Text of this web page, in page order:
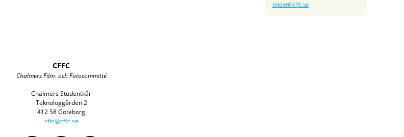
bilder@cffc.se
CFFC
Chalmers Film- och Fotocommitté
Chalmers Studentkår
Teknologgården 2
412 58 Göteborg
cffc@cffc.se